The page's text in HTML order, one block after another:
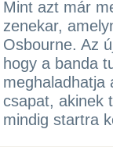
Mint azt már
zenekar,
Osbourne. Az
hogy a banda
meghaladhatja
csapat, akinek
mindig startra